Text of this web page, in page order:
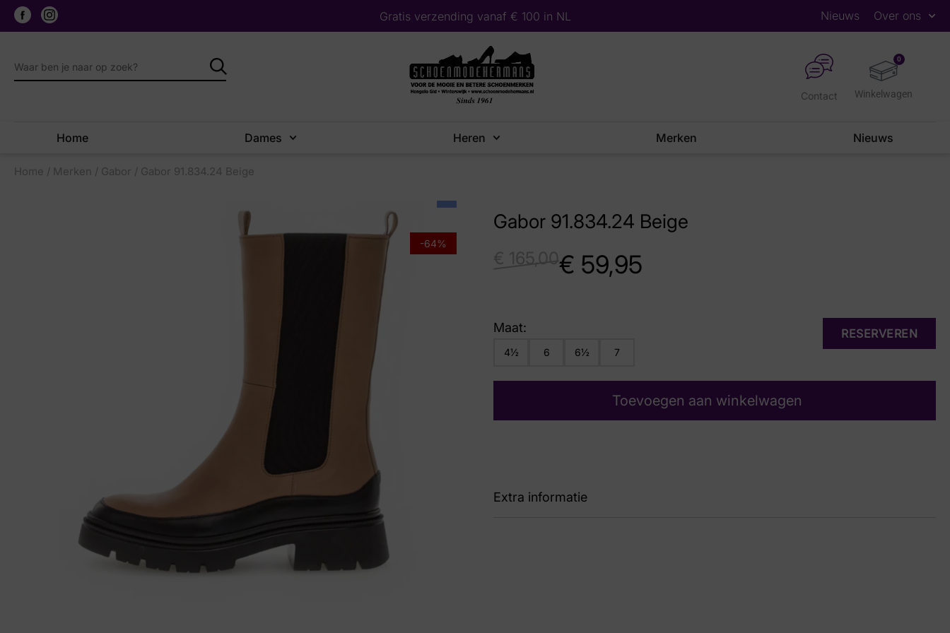
Gratis verzending vanaf € 100 in NL Nieuws Over ons
0
Contact
Home Dames Heren Merken Nieuws
Home / Merken / Gabor / Gabor 91.834.24 Beige
-64%
Gabor 91.834.24 Beige
165,00€ 59,95
RESERVEREN
Maat:
4½ 6 6½ 7
Toevoegen aan winkelwagen
Extra informatie